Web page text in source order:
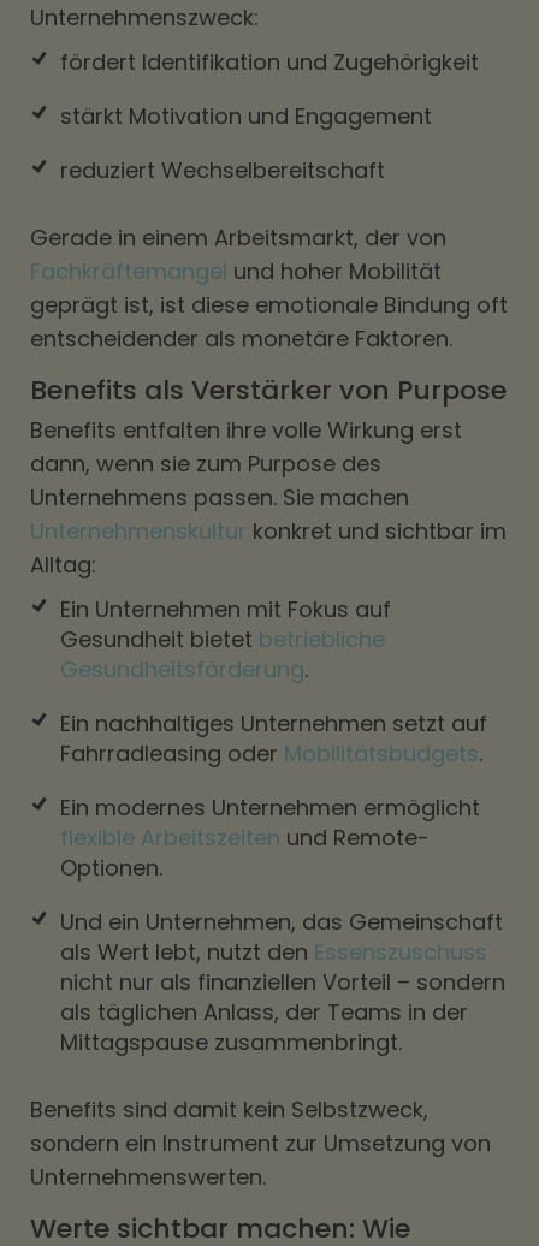
Unternehmenszweck:
fördert Identifikation und Zugehörigkeit
stärkt Motivation und Engagement
reduziert Wechselbereitschaft
Gerade in einem Arbeitsmarkt, der von
Fachkräftemangel und hoher Mobilität
geprägt ist, ist diese emotionale Bindung oft
entscheidender als monetäre Faktoren.
Benefits als Verstärker von Purpose
Benefits entfalten ihre volle Wirkung erst
dann, wenn sie zum Purpose des
Unternehmens passen. Sie machen
Unternehmenskultur konkret und sichtbar im
Alltag:
Ein Unternehmen mit Fokus auf
Gesundheit bietet betriebliche
Gesundheitsförderung.
Ein nachhaltiges Unternehmen setzt auf
Fahrradleasing oder Mobilitätsbudgets.
Ein modernes Unternehmen ermöglicht
flexible Arbeitszeiten und Remote-
Optionen.
Und ein Unternehmen, das Gemeinschaft
als Wert lebt, nutzt den Essenszuschuss
nicht nur als finanziellen Vorteil – sondern
als täglichen Anlass, der Teams in der
Mittagspause zusammenbringt.
Benefits sind damit kein Selbstzweck,
sondern ein Instrument zur Umsetzung von
Unternehmenswerten.
Werte sichtbar machen: Wie